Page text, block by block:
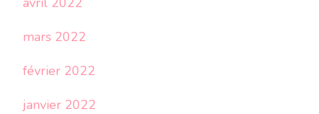
mars 2022
février 2022
janvier 2022